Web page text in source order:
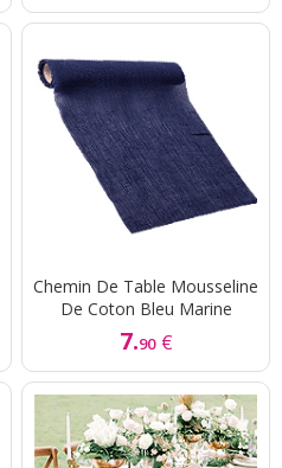
Chemin De Table Mousseline
De Coton Bleu Marine
7.90 €